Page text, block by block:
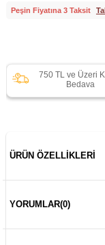
Peşin Fiyatına 3 Taksit
750 TL ve Üzeri
Bedava
ÜRÜN ÖZELLIKLERI
YORUMLAR(0)